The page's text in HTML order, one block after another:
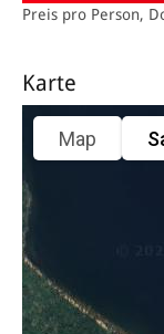
Preis pro Person,
Karte
Map